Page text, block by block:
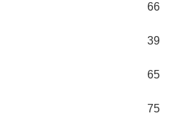
66
39
65
75